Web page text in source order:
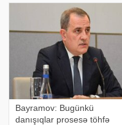
etdi, heç kimdən soruşmadan,
heç kimdən qorxmadan, heç kimi
saymadan. Öz güc
Bayramov: Bugünkü
danışıqlar prosesə töhfə